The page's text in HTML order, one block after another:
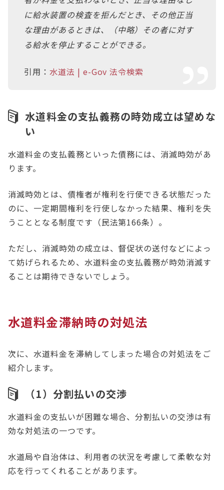
に給水装置の検査を拒んだとき、その他正当
な理由があるときは、（中略）その者に対す
る給水を停止することができる。
引用： 水道法 | e-Gov 法令検索
水道料金の支払義務の時効成立は望めな
い
水道料金の支払義務といった債務には、消滅時効があ
ります。
消滅時効とは、債権者が権利を行使できる状態だった
のに、一定期間権利を行使しなかった結果、権利を失
うこととなる制度です（民法第166条）。
ただし、消滅時効の成立は、督促状の送付などによっ
て妨げられるため、水道料金の支払義務が時効消滅す
ることは期待できないでしょう。
水道料金滞納時の対処法
次に、水道料金を滞納してしまった場合の対処法をご
紹介します。
（1）分割払いの交渉
水道料金の支払いが困難な場合、分割払いの交渉は有
効な対処法の一つです。
水道局や自治体は、利用者の状況を考慮して柔軟な対
応を行ってくれることがあります。